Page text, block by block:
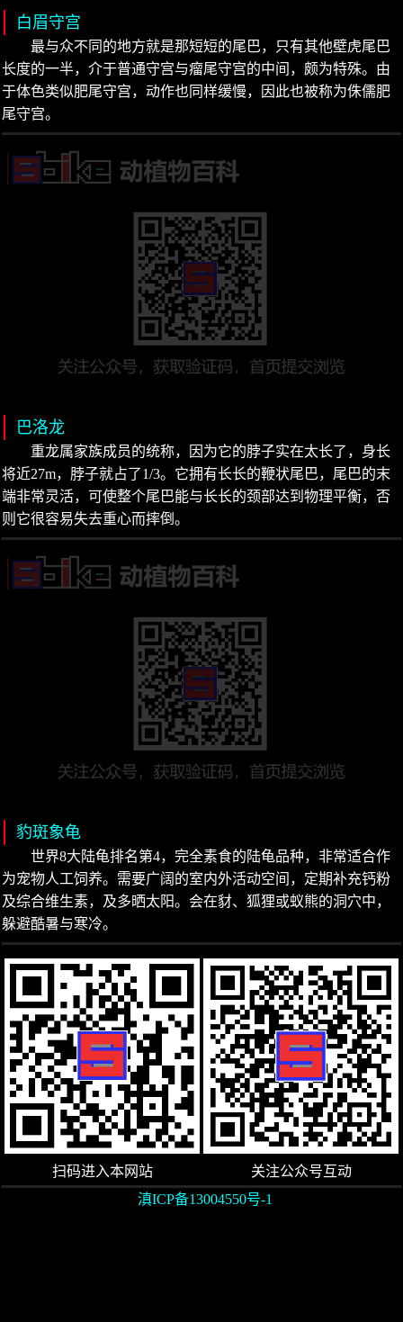
白眉守宫
最与众不同的地方就是那短短的尾巴，只有其他壁虎尾巴
长度的一半，介于普通守宫与瘤尾守宫的中间，颇为特殊。由
于体色类似肥尾守宫，动作也同样缓慢，因此也被称为侏儒肥
尾守宫。
巴洛龙
重龙属家族成员的统称，因为它的脖子实在太长了，身长
将近27m，脖子就占了1/3。它拥有长长的鞭状尾巴，尾巴的末
端非常灵活，可使整个尾巴能与长长的颈部达到物理平衡，否
则它很容易失去重心而摔倒。
豹斑象龟
世界8大陆龟排名第4，完全素食的陆龟品种，非常适合作
为宠物人工饲养。需要广阔的室内外活动空间，定期补充钙粉
及综合维生素，及多晒太阳。会在豺、狐狸或蚁熊的洞穴中，
躲避酷暑与寒冷。
扫码进入本网站
关注公众号互动
滇ICP备13004550号-1